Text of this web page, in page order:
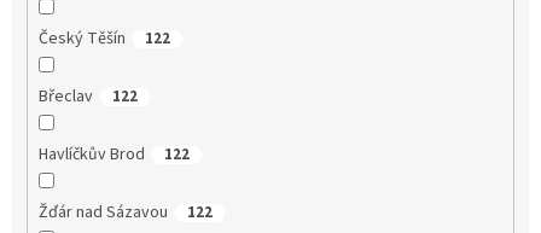
Český Těšín 122
Břeclav 122
Havlíčkův Brod 122
Žďár nad Sázavou 122